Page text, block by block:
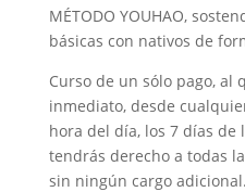
MÉTODO YOUHAO,
básicas con nativos de
Curso de un sólo pago, al
inmediato, desde
hora del día, los 7 días de
tendrás derecho a todas
sin ningún cargo adicional.